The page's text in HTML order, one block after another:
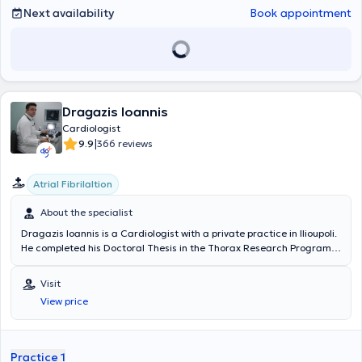
Next availability Book appointment
Dragazis Ioannis
Cardiologist
9.9|366 reviews
Atrial Fibrilaltion
About the specialist
Dragazis Ioannis is a Cardiologist with a private practice in Ilioupoli.
He completed his Doctoral Thesis in the Thorax Research Program
Care Clinical Unit of the General Hospital of Athens "Evangelismos."
He holds a Medical Degree from the National and Kapodistrian
University of Athens and specialized in Internal Medicine at the 1st
Internal Medicine Clinic of the Regional Oncology Hospital "Agioi
Visit
View price
Practice 1